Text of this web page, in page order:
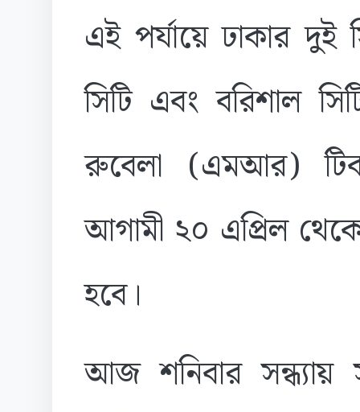
এই পর্যায়ে ঢাকার
সিটি এবং বরিশাল
রুবেলা (এমআর)
আগামী ২০ এপ্রিল
হবে।
আজ শনিবার সন্ধ্যায়